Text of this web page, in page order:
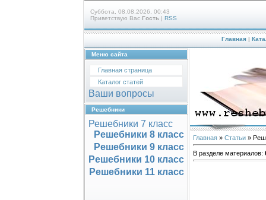
Суббота, 08.08.2026, 00:43
Приветствую Вас Гость | RSS
Главная |
Меню сайта
Главная страница
Каталог статей
Ваши вопросы
Решебники
Решебники 7 класс
Решебники 8 класс
Решебники 9 класс
Решебники 10 класс
Решебники 11 класс
Главная » Статьи »
В разделе материалов: